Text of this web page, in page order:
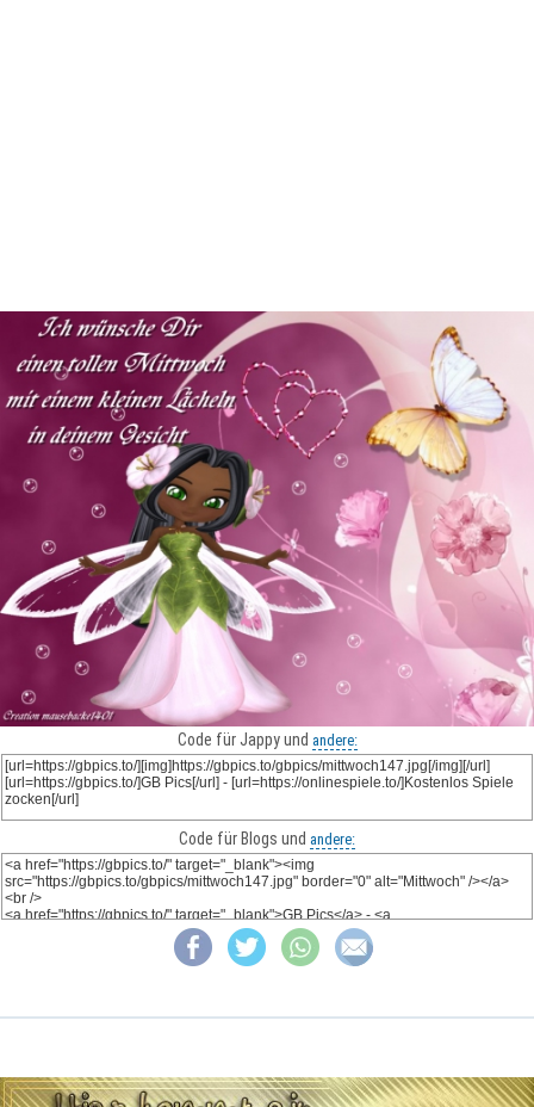
Code für Jappy und andere:
Code für Blogs und andere: